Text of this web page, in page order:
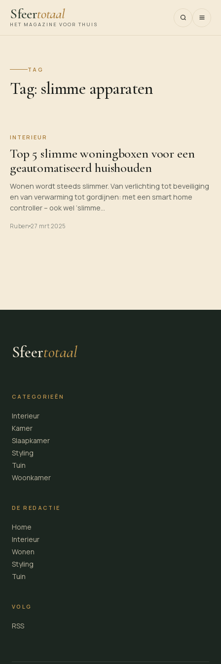
Sfeertotaal
HET MAGAZINE VOOR THUIS
TAG
Tag: slimme apparaten
INTERIEUR
Top 5 slimme woningboxen voor een
geautomatiseerd huishouden
Wonen wordt steeds slimmer. Van verlichting tot beveiliging
en van verwarming tot gordijnen: met een smart home
controller – ook wel ‘slimme…
Ruben27 mrt 2025
Sfeertotaal
CATEGORIEËN
Interieur
Kamer
Slaapkamer
Styling
Tuin
Woonkamer
DE REDACTIE
Home
Interieur
Wonen
Styling
Tuin
VOLG
RSS